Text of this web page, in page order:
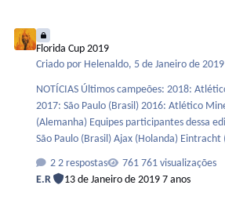
Florida Cup 2019
Criado por Helenaldo, 5 de Janeiro de 2019
NOTÍCIAS Últimos campeões: 2018: Atlético Nacional (Colômbia)
2017: São Paulo (Brasil) 2016: Atlético Mineiro (Brasil) 2015: Koln
(Alemanha) Equipes participantes dessa edição: Flamengo (Brasil)
São Paulo (Brasil) Ajax (Holanda) Eintracht (Alemanha) Jogos 1°
Rodada - 12/01/19 São Paulo x Ajax - 15h00 Flamengo x Eintracht -
2 respostas
761 visualizações
E.R
13 de Janeiro de 20197 anos